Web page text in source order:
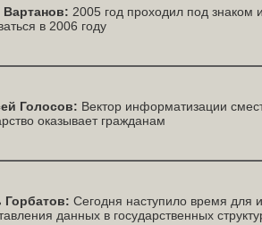
2005 год проходил под знаком
в 2006 году
Голосов: Вектор информатизации
оказывает гражданам
Горбатов: Сегодня наступило время для
данных в государственных